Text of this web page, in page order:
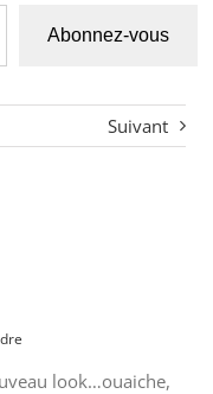
Abonnez-vous
Suivant
look…ouaiche,